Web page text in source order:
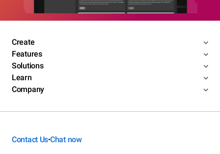
Create
Features
Solutions
Learn
Company
Contact Us•Chat now